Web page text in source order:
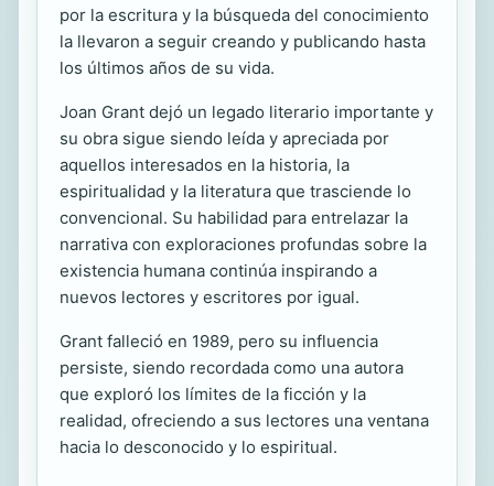
por la escritura y la búsqueda del conocimiento
la llevaron a seguir creando y publicando hasta
los últimos años de su vida.
Joan Grant dejó un legado literario importante y
su obra sigue siendo leída y apreciada por
aquellos interesados en la historia, la
espiritualidad y la literatura que trasciende lo
convencional. Su habilidad para entrelazar la
narrativa con exploraciones profundas sobre la
existencia humana continúa inspirando a
nuevos lectores y escritores por igual.
Grant falleció en 1989, pero su influencia
persiste, siendo recordada como una autora
que exploró los límites de la ficción y la
realidad, ofreciendo a sus lectores una ventana
hacia lo desconocido y lo espiritual.